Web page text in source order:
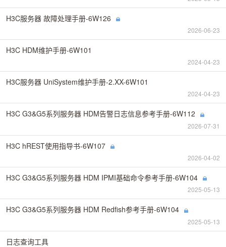
H3C服务器 故障处理手册-6W126
2026-06-23
H3C HDM维护手册-6W101
2024-04-23
H3C服务器 UniSystem维护手册-2.XX-6W101
2024-04-23
H3C G3&G5系列服务器 HDM告警日志信息参考手册-6W112
2026-07-31
H3C hREST使用指导书-6W107
2026-04-02
H3C G3&G5系列服务器 HDM IPMI基础命令参考手册-6W104
2025-05-13
H3C G3&G5系列服务器 HDM Redfish参考手册-6W104
2025-05-13
日志查询工具